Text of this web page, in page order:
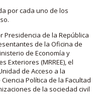
por cada uno de los
Presidencia de la República
de la Oficina de
de Economía y
Exteriores (MRREE), el
de Acceso a la
Política de la Facultad
de la sociedad civil